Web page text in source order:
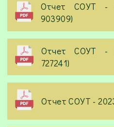
Отчет СОУТ
903909)
Отчет СОУТ
727241)
Отчет СОУТ -